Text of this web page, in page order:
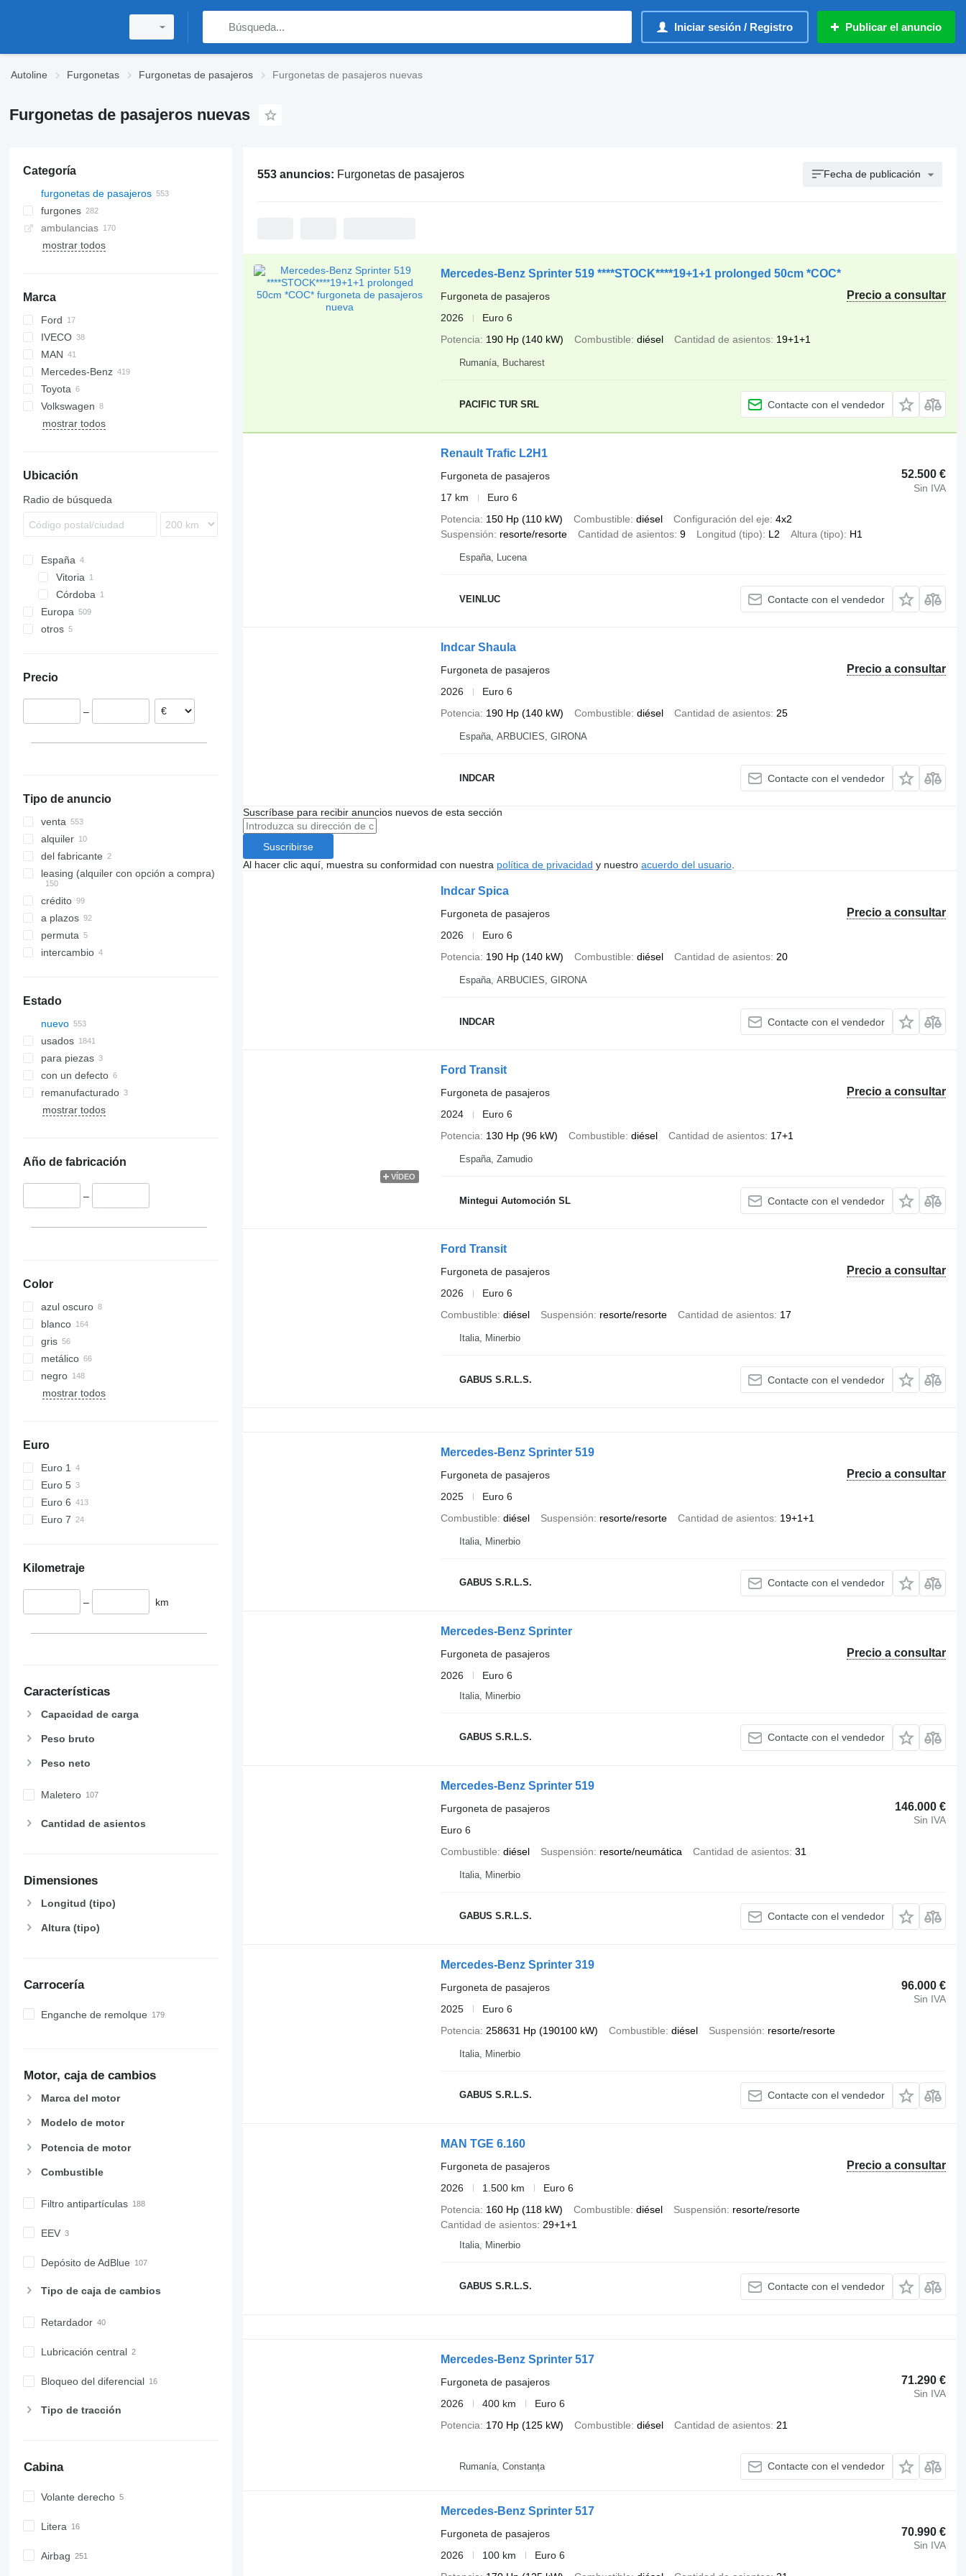
Iniciar sesión / Registro Publicar el anuncio
Autoline Furgonetas Furgonetas de pasajeros Furgonetas de pasajeros nuevas
Furgonetas de pasajeros nuevas
Categoría
furgonetas de pasajeros
furgones
ambulancias
mostrar todos
Marca
Jumper
Ducato
Ford
Tourneo
Transit
IVECO
Daily
HFC
MAN
TGE
Mercedes-Benz
MB
Sprinter
V-Class
eVito
Movano
Boxer
Traveller
Master
Trafic
Toyota
Hiace
Proace
Volkswagen
Caravelle
mostrar todos
Ubicación
Radio de búsqueda
España
Vitoria
Córdoba
Europa
Países Bajos
Bélgica
otros
Precio
–
Tipo de anuncio
venta
alquiler
del fabricante
leasing (alquiler con opción a compra)
crédito
a plazos
permuta
intercambio
Estado
nuevo
usados
para piezas
con un defecto
remanufacturado
mostrar todos
Año de fabricación
–
Color
azul oscuro
blanco
gris
metálico
negro
mostrar todos
Euro
Euro 1
Euro 5
Euro 6
Euro 7
Kilometraje
– km
Características
Capacidad de carga
Peso bruto
Peso neto
Maletero
Cantidad de asientos
Dimensiones
Longitud (tipo)
Altura (tipo)
Carrocería
Enganche de remolque
Motor, caja de cambios
Marca del motor
Modelo de motor
Potencia de motor
Combustible
Filtro antipartículas
EEV
Depósito de AdBlue
Tipo de caja de cambios
Retardador
Lubricación central
Bloqueo del diferencial
Tipo de tracción
Cabina
Volante derecho
Litera
Airbag
553 anuncios: Furgonetas de pasajeros Fecha de publicación
Mercedes-Benz Sprinter 519 ****STOCK****19+1+1 prolonged 50cm *COC*
Precio a consultar
Furgoneta de pasajeros
2026
Euro 6
Potencia
190 Hp (140 kW) Combustible diésel Cantidad de asientos 19+1+1
Rumanía, Bucharest
PACIFIC TUR SRL Contacte con el vendedor
Renault Trafic L2H1
52.500 €
Sin IVA
Furgoneta de pasajeros
17 km
Euro 6
Potencia
150 Hp (110 kW) Combustible diésel Configuración del eje 4x2
Suspensión
resorte/resorte Cantidad de asientos 9 Longitud (tipo) L2 Altura (tipo) H1
España, Lucena
VEINLUC Contacte con el vendedor
Indcar Shaula
Precio a consultar
Furgoneta de pasajeros
2026
Euro 6
Potencia
190 Hp (140 kW) Combustible diésel Cantidad de asientos 25
España, ARBUCIES, GIRONA
INDCAR Contacte con el vendedor
Suscríbase para recibir anuncios nuevos de esta sección
Suscribirse
Al hacer clic aquí, muestra su conformidad con nuestra política de privacidad y nuestro acuerdo del usuario.
Indcar Spica
Precio a consultar
Furgoneta de pasajeros
2026
Euro 6
Potencia
190 Hp (140 kW) Combustible diésel Cantidad de asientos 20
España, ARBUCIES, GIRONA
INDCAR Contacte con el vendedor
VÍDEO
Ford Transit
Precio a consultar
Furgoneta de pasajeros
2024
Euro 6
Potencia
130 Hp (96 kW) Combustible diésel Cantidad de asientos 17+1
España, Zamudio
Mintegui Automoción SL Contacte con el vendedor
Ford Transit
Precio a consultar
Furgoneta de pasajeros
2026
Euro 6
Combustible diésel Suspensión resorte/resorte Cantidad de asientos 17
Italia, Minerbio
GABUS S.R.L.S. Contacte con el vendedor
Mercedes-Benz Sprinter 519
Precio a consultar
Furgoneta de pasajeros
2025
Euro 6
Combustible diésel Suspensión resorte/resorte Cantidad de asientos 19+1+1
Italia, Minerbio
GABUS S.R.L.S. Contacte con el vendedor
Mercedes-Benz Sprinter
Precio a consultar
Furgoneta de pasajeros
2026
Euro 6
Italia, Minerbio
GABUS S.R.L.S. Contacte con el vendedor
Mercedes-Benz Sprinter 519
146.000 €
Sin IVA
Furgoneta de pasajeros
Euro 6
Combustible diésel Suspensión resorte/neumática Cantidad de asientos 31
Italia, Minerbio
GABUS S.R.L.S. Contacte con el vendedor
Mercedes-Benz Sprinter 319
96.000 €
Sin IVA
Furgoneta de pasajeros
2025
Euro 6
Potencia
258631 Hp (190100 kW) Combustible diésel Suspensión resorte/resorte
Italia, Minerbio
GABUS S.R.L.S. Contacte con el vendedor
MAN TGE 6.160
Precio a consultar
Furgoneta de pasajeros
2026
1.500 km
Euro 6
Potencia
160 Hp (118 kW) Combustible diésel Suspensión
resorte/resorte
Cantidad de asientos 29+1+1
Italia, Minerbio
GABUS S.R.L.S. Contacte con el vendedor
Mercedes-Benz Sprinter 517
71.290 €
Sin IVA
Furgoneta de pasajeros
2026
400 km
Euro 6
Potencia
170 Hp (125 kW) Combustible diésel Cantidad de asientos 21
Rumanía, Constanța Contacte con el vendedor
Mercedes-Benz Sprinter 517
70.990 €
Sin IVA
Furgoneta de pasajeros
2026
100 km
Euro 6